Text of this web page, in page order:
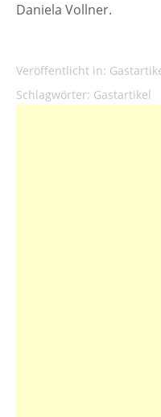
Daniela Vollner.
Veröffentlicht in:
Schlagwörter: Gastartikel